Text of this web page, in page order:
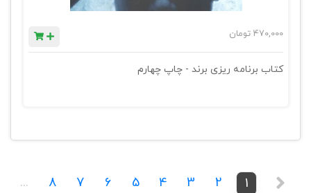
470,000 تومان
کتاب برنامه ریزی برند - چاپ چهارم
1
2
3
4
5
6
7
8
...